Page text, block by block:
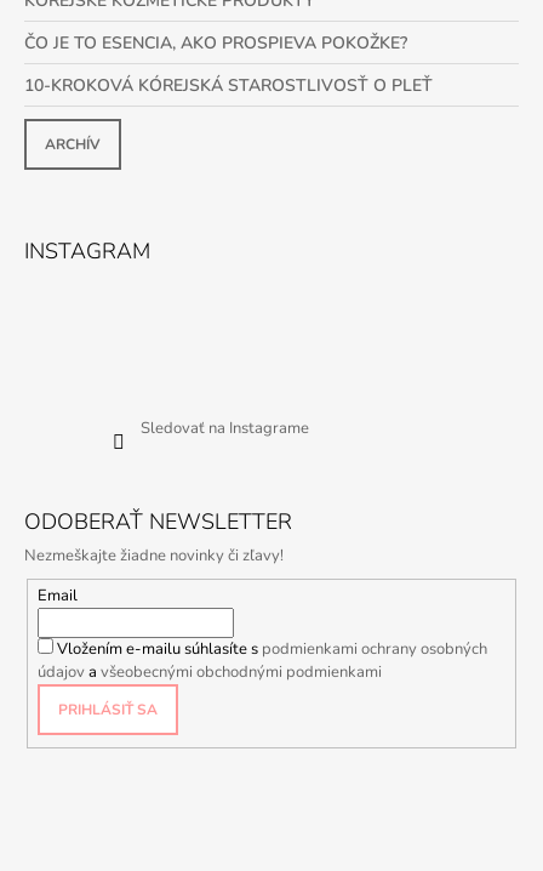
ČO JE TO ESENCIA, AKO PROSPIEVA POKOŽKE?
10-KROKOVÁ KÓREJSKÁ STAROSTLIVOSŤ O PLEŤ
ARCHÍV
INSTAGRAM
Sledovať na Instagrame
ODOBERAŤ NEWSLETTER
Nezmeškajte žiadne novinky či zľavy!
Email
Vložením e-mailu súhlasíte s podmienkami ochrany osobných
údajovavšeobecnými obchodnými podmienkami
PRIHLÁSIŤ SA